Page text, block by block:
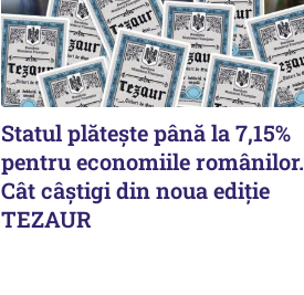
Statul plătește până la 7,15%
pentru economiile românilor.
Cât câștigi din noua ediție
TEZAUR